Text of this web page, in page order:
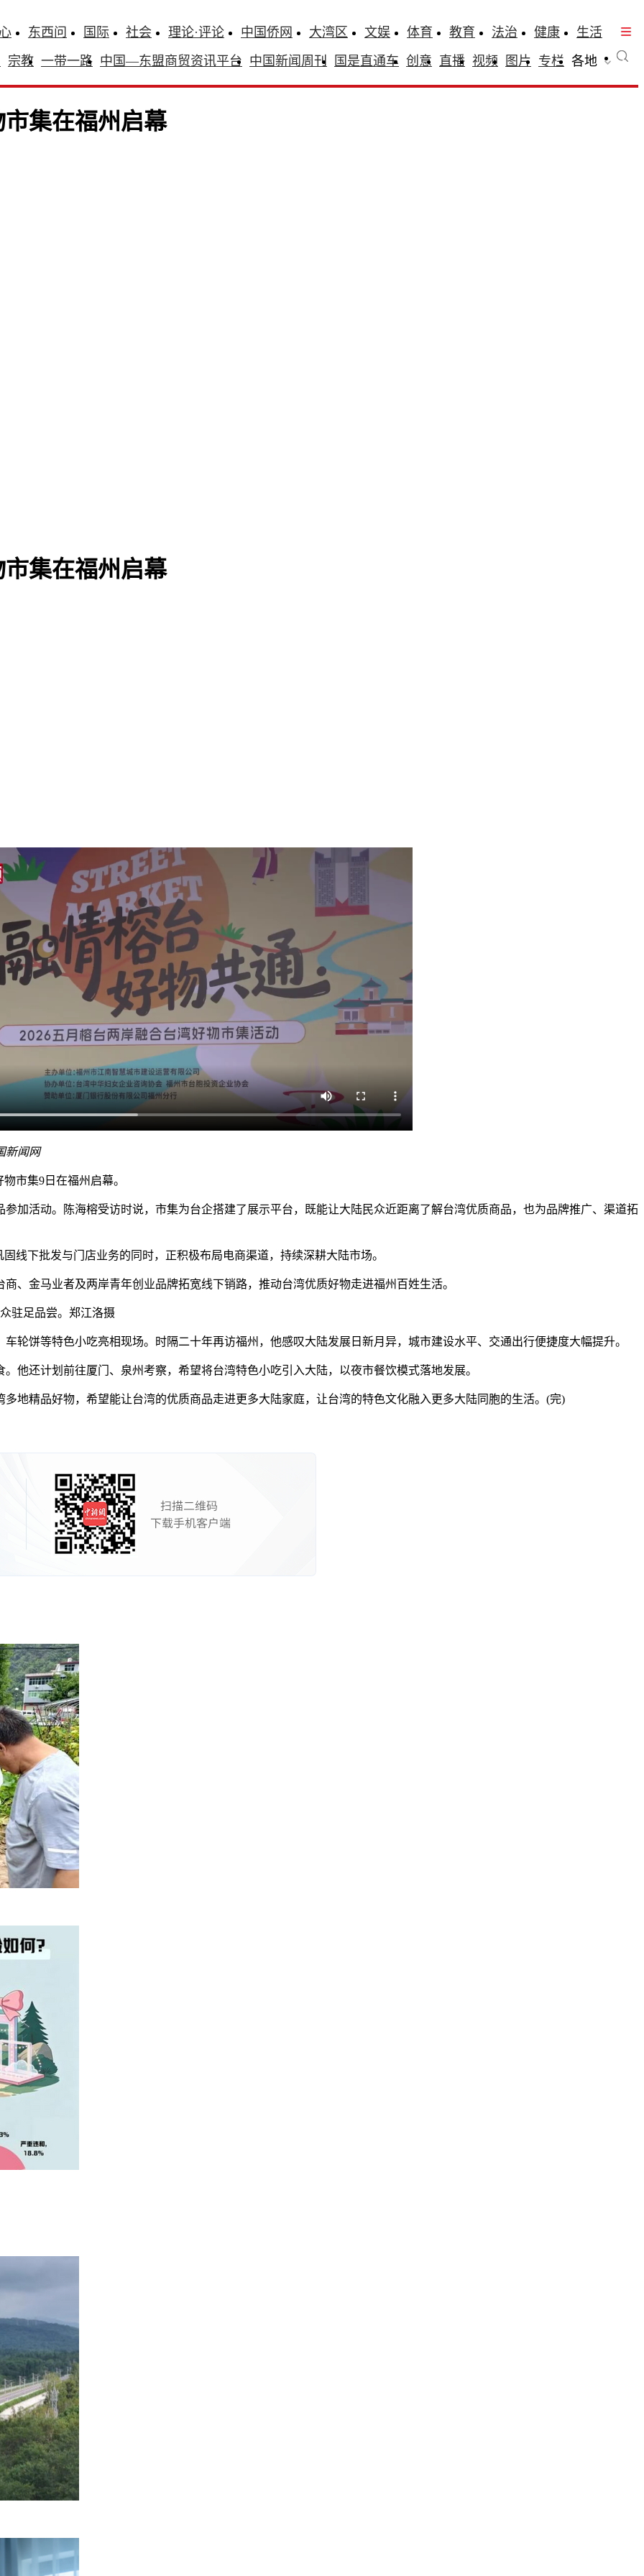
东西问 国际 社会 理论·评论 中国侨网 大湾区 文娱 体育 教育 法治 健康
生活
宗教 一带一路 中国—东盟商贸资讯平台 中国新闻周刊 国是直通车 创意 直播 视频 图片 专栏 各地
集在福州启幕
集在福州启幕
新闻网
市集9日在福州启幕。
活动。陈海榕受访时说，市集为台企搭建了展示平台，既能让大陆民众近距离了解台湾优质商品，也为品牌推广、渠道拓
下批发与门店业务的同时，正积极布局电商渠道，持续深耕大陆市场。
金马业者及两岸青年创业品牌拓宽线下销路，推动台湾优质好物走进福州百姓生活。
驻足品尝。郑江洛摄
饼等特色小吃亮相现场。时隔二十年再访福州，他感叹大陆发展日新月异，城市建设水平、交通出行便捷度大幅提升。
还计划前往厦门、泉州考察，希望将台湾特色小吃引入大陆，以夜市餐饮模式落地发展。
精品好物，希望能让台湾的优质商品走进更多大陆家庭，让台湾的特色文化融入更多大陆同胞的生活。(完)